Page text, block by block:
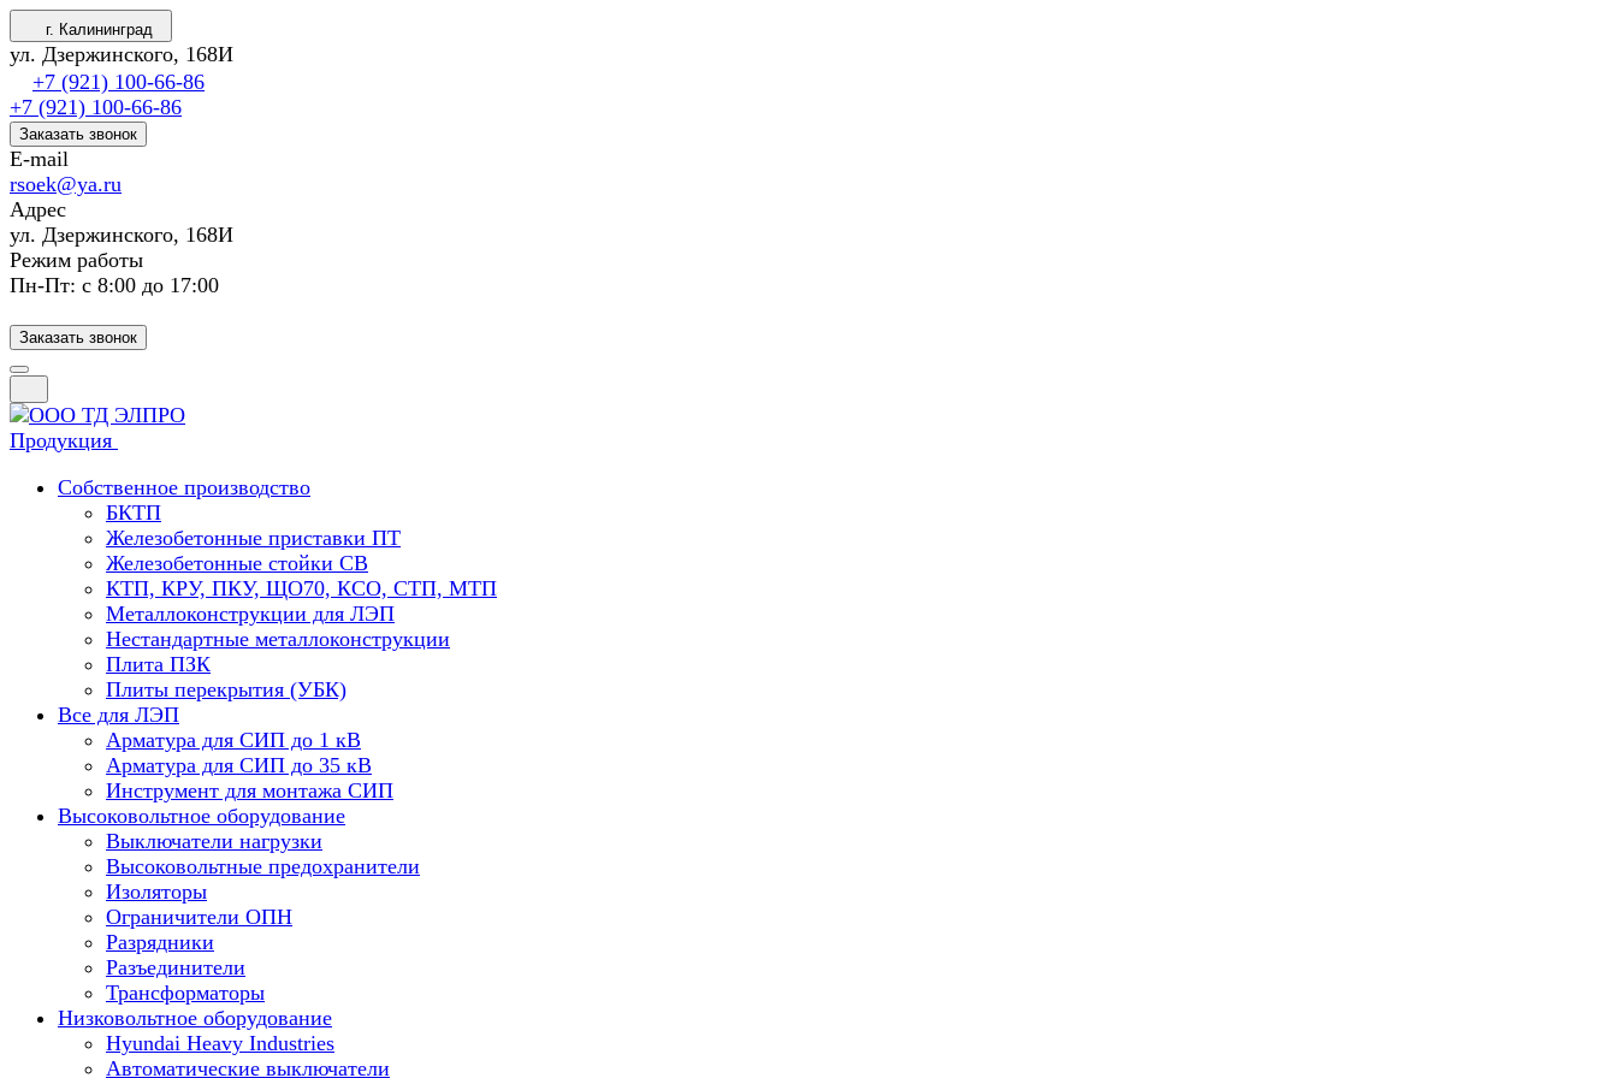
г. Калининград
ул. Дзержинского, 168И
+7 (921) 100-66-86
+7 (921) 100-66-86
Заказать звонок
E-mail
rsoek@ya.ru
Адрес
ул. Дзержинского, 168И
Режим работы
Пн-Пт: с 8:00 до 17:00
Заказать звонок
Продукция
Собственное производство
БКТП
Железобетонные приставки ПТ
Железобетонные стойки СВ
КТП, КРУ, ПКУ, ЩО70, КСО, СТП, МТП
Металлоконструкции для ЛЭП
Нестандартные металлоконструкции
Плита ПЗК
Плиты перекрытия (УБК)
Все для ЛЭП
Арматура для СИП до 1 кВ
Арматура для СИП до 35 кВ
Инструмент для монтажа СИП
Высоковольтное оборудование
Выключатели нагрузки
Высоковольтные предохранители
Изоляторы
Ограничители ОПН
Разрядники
Разъединители
Трансформаторы
Низковольтное оборудование
Hyundai Heavy Industries
Автоматические выключатели